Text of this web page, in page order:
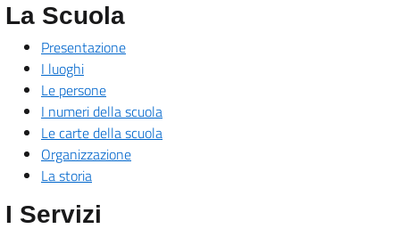
La Scuola
Presentazione
I luoghi
Le persone
I numeri della scuola
Le carte della scuola
Organizzazione
La storia
I Servizi